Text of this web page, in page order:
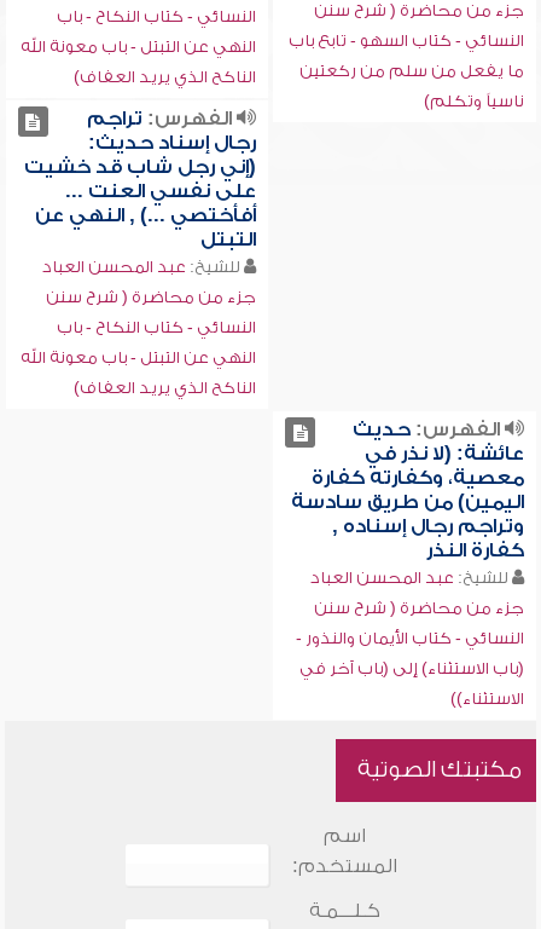
جزء من محاضرة ( شرح سنن
النسائي - كتاب السهو - تابع باب
ما يفعل من سلم من ركعتين
ناسياً وتكلم)
النسائي - كتاب النكاح - باب
النهي عن التبتل - باب معونة الله
الناكح الذي يريد العفاف)
الفهرس: تراجم
رجال إسناد حديث:
(إني رجل شاب قد خشيت
على نفسي العنت ...
أفأختصي ...) , النهي عن
التبتل
للشيخ: عبد المحسن العباد
جزء من محاضرة ( شرح سنن
النسائي - كتاب النكاح - باب
النهي عن التبتل - باب معونة الله
الناكح الذي يريد العفاف)
الفهرس:حديث
عائشة: (لا نذر في
معصية، وكفارته كفارة
اليمين) من طريق سادسة
وتراجم رجال إسناده ,
كفارة النذر
للشيخ: عبد المحسن العباد
جزء من محاضرة ( شرح سنن
النسائي - كتاب الأيمان والنذور -
(باب الاستثناء) إلى (باب آخر في
الاستثناء))
مكتبتك الصوتية
اسم
المستخدم:
كـلـــمـة